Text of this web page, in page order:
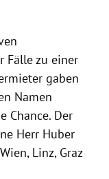
Fälle zu einer
gaben
Namen
Chance. Der
Herr Huber
Linz, Graz